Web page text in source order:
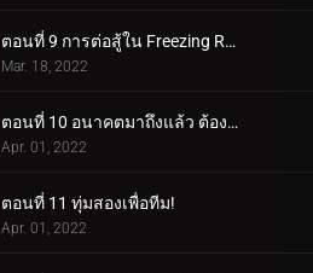
ตอนที่ 9 การต่อสู้ใน Freezing Raid!
Mar. 18, 2022
ตอนที่ 10 อนาคตมาถึงแล้ว ต้องขอบคุณกลยุทธ์!
Apr. 01, 2022
ตอนที่ 11 ทุ่มสองเพื่อทีม!
Apr. 01, 2022